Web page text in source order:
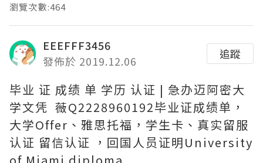
瀏覽次數:464
EEEFFF3456
發佈於 2019.12.06
追蹤
毕业 证 成绩 单 学历 认证 | 急办迈阿密大
学文凭 薇Q2228960192毕业证成绩单，
大学Offer、雅思托福，学生卡、真实留服
认证 留信认证 ，回国人员证明University